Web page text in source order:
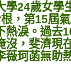
學24歲女
，第15屆
熱淚。過去
沒，斐濟現
薇珂菡無助